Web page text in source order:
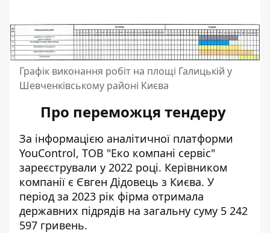
Графік виконання робіт на площі Галицькій у
Шевченківському районі Києва
Про переможця тендеру
За інформацією аналітичної платформи
YouControl, ТОВ "Еко компані сервіс"
зареєстрували у 2022 році. Керівником
компанії є Євген Дідовець з Києва. У
період за 2023 рік фірма отримала
державних підрядів на загальну суму 5 242
597 гривень.